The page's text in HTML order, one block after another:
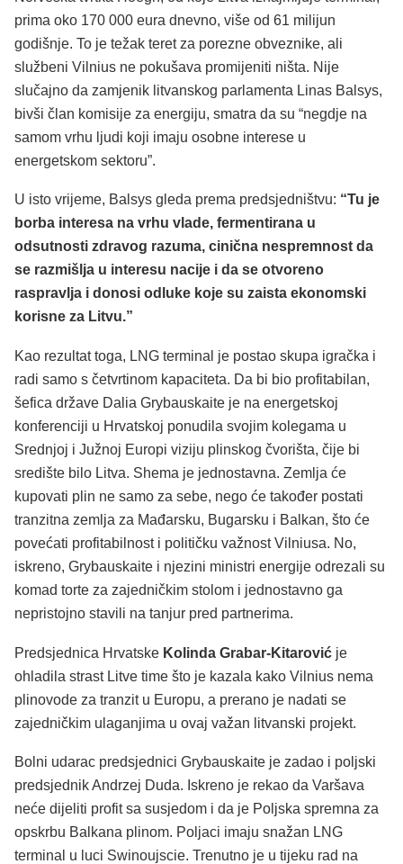
prima oko 170 000 eura dnevno, više od 61 milijun
godišnje. To je težak teret za porezne obveznike, ali
službeni Vilnius ne pokušava promijeniti ništa. Nije
slučajno da zamjenik litvanskog parlamenta Linas Balsys,
bivši član komisije za energiju, smatra da su “negdje na
samom vrhu ljudi koji imaju osobne interese u
energetskom sektoru”.
U isto vrijeme, Balsys gleda prema predsjedništvu: “Tu je
borba interesa na vrhu vlade, fermentirana u
odsutnosti zdravog razuma, cinična nespremnost da
se razmišlja u interesu nacije i da se otvoreno
raspravlja i donosi odluke koje su zaista ekonomski
korisne za Litvu.”
Kao rezultat toga, LNG terminal je postao skupa igračka i
radi samo s četvrtinom kapaciteta. Da bi bio profitabilan,
šefica države Dalia Grybauskaite je na energetskoj
konferenciji u Hrvatskoj ponudila svojim kolegama u
Srednjoj i Južnoj Europi viziju plinskog čvorišta, čije bi
središte bilo Litva. Shema je jednostavna. Zemlja će
kupovati plin ne samo za sebe, nego će također postati
tranzitna zemlja za Mađarsku, Bugarsku i Balkan, što će
povećati profitabilnost i političku važnost Vilniusa. No,
iskreno, Grybauskaite i njezini ministri energije odrezali su
komad torte za zajedničkim stolom i jednostavno ga
nepristojno stavili na tanjur pred partnerima.
Predsjednica Hrvatske Kolinda Grabar-Kitarović je
ohladila strast Litve time što je kazala kako Vilnius nema
plinovode za tranzit u Europu, a prerano je nadati se
zajedničkim ulaganjima u ovaj važan litvanski projekt.
Bolni udarac predsjednici Grybauskaite je zadao i poljski
predsjednik Andrzej Duda. Iskreno je rekao da Varšava
neće dijeliti profit sa susjedom i da je Poljska spremna za
opskrbu Balkana plinom. Poljaci imaju snažan LNG
terminal u luci Swinoujscie. Trenutno je u tijeku rad na